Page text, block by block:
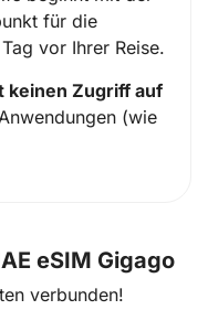
für die
vor Ihrer Reise.
keinen Zugriff auf
(wie
eSIM Gigago
verbunden!